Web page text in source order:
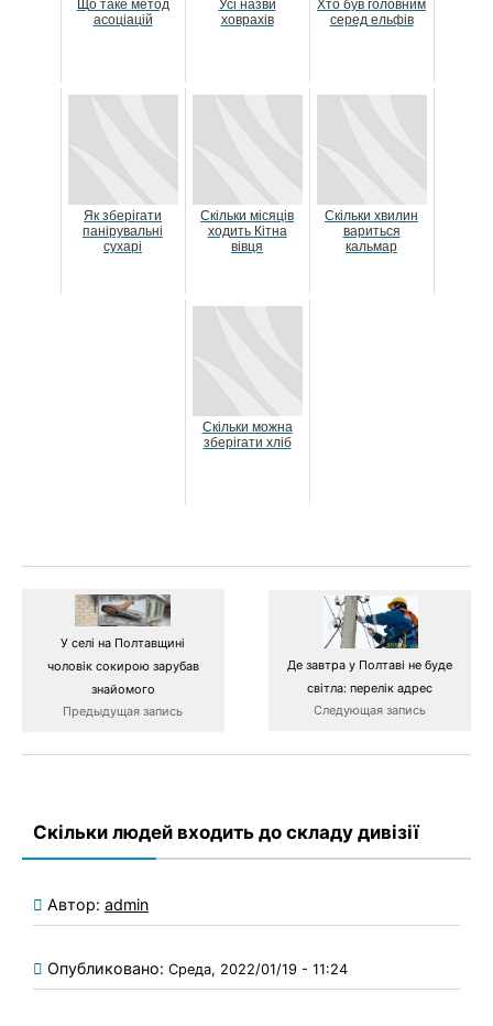
Що таке метод
асоціацій
Усі назви
ховрахів
Хто був головним
серед ельфів
Як зберігати
панірувальні
сухарі
Скільки місяців
ходить Кітна
вівця
Скільки хвилин
вариться
кальмар
Скільки можна
зберігати хліб
У селі на Полтавщині
чоловік сокирою зарубав
знайомого
Предыдущая запись
Де завтра у Полтаві не буде
світла: перелік адрес
Следующая запись
Скільки людей входить до складу дивізії
Автор: admin
Опубликовано: Среда, 2022/01/19 - 11:24